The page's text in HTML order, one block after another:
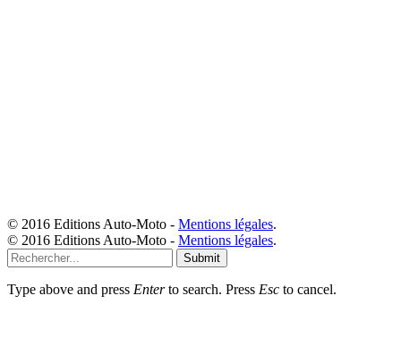
© 2016 Editions Auto-Moto - Mentions légales.
© 2016 Editions Auto-Moto - Mentions légales.
Submit
Type above and press Enterto search. Press Esc to cancel.